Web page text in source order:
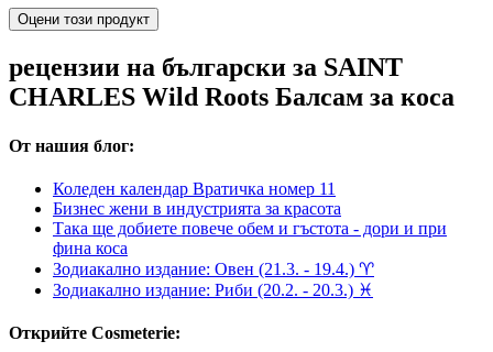
Оцени този продукт
рецензии на български за SAINT
CHARLES Wild Roots Балсам за коса
От нашия блог:
Коледен календар Вратичка номер 11
Бизнес жени в индустрията за красота
Така ще добиете повече обем и гъстота - дори и при
фина коса
Зодиакално издание: Овен (21.3. - 19.4.) ♈︎
Зодиакално издание: Риби (20.2. - 20.3.) ♓
Открийте Cosmeterie: